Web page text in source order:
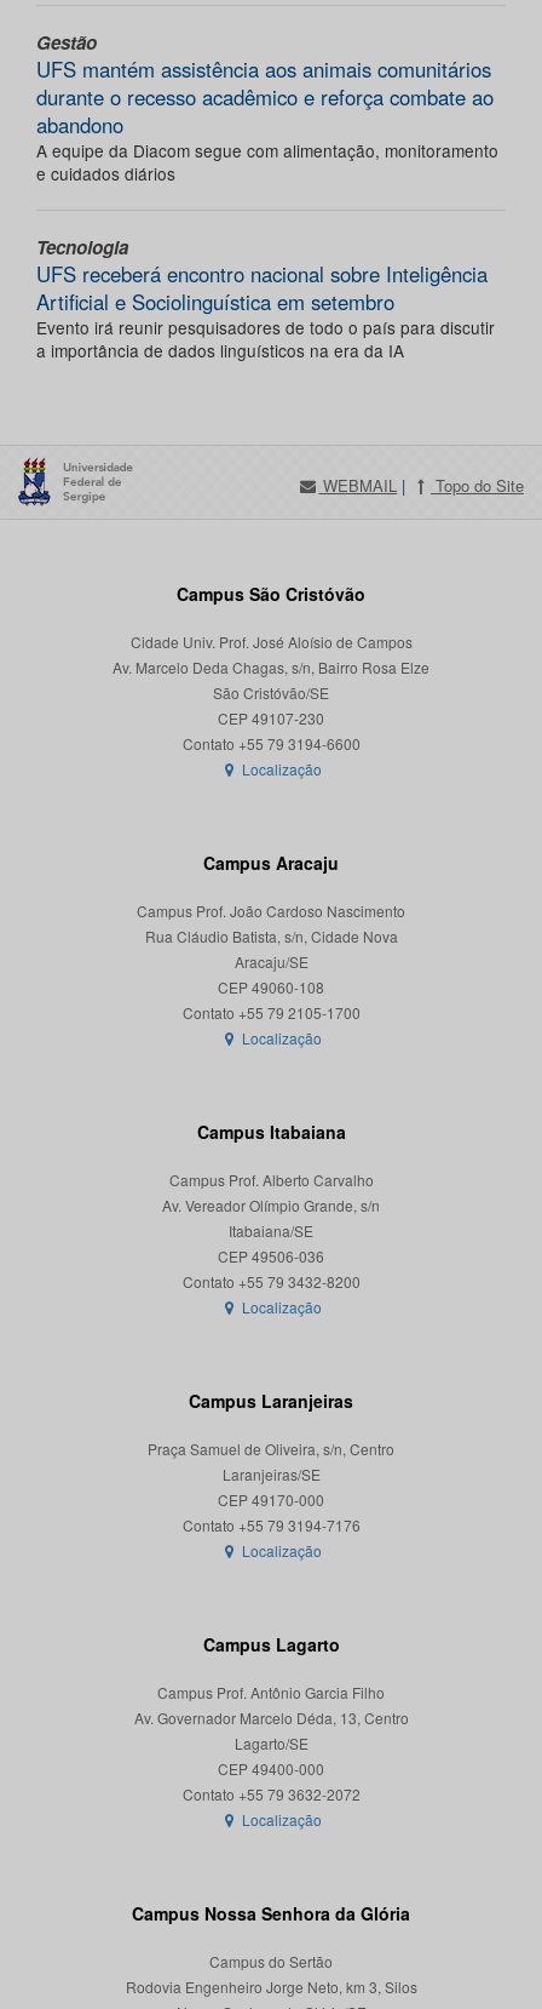
Gestão
UFS mantém assistência aos animais comunitários
durante o recesso acadêmico e reforça combate ao
abandono
A equipe da Diacom segue com alimentação, monitoramento
e cuidados diários
Tecnologia
UFS receberá encontro nacional sobre Inteligência
Artificial e Sociolinguística em setembro
Evento irá reunir pesquisadores de todo o país para discutir
a importância de dados linguísticos na era da IA
WEBMAIL | Topo do Site
Campus São Cristóvão
Cidade Univ. Prof. José Aloísio de Campos
Av. Marcelo Deda Chagas, s/n, Bairro Rosa Elze
São Cristóvão/SE
CEP 49107-230
Localização
Campus Aracaju
Campus Prof. João Cardoso Nascimento
Rua Cláudio Batista, s/n, Cidade Nova
Aracaju/SE
CEP 49060-108
Localização
Campus Itabaiana
Campus Prof. Alberto Carvalho
Av. Vereador Olímpio Grande, s/n
Itabaiana/SE
CEP 49506-036
Localização
Campus Laranjeiras
Praça Samuel de Oliveira, s/n, Centro
Laranjeiras/SE
CEP 49170-000
Localização
Campus Lagarto
Campus Prof. Antônio Garcia Filho
Av. Governador Marcelo Déda, 13, Centro
Lagarto/SE
CEP 49400-000
Localização
Campus Nossa Senhora da Glória
Campus do Sertão
Rodovia Engenheiro Jorge Neto, km 3, Silos